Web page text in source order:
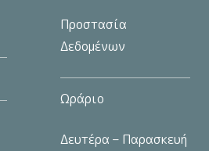
Προστασία
Δεδομένων
Ωράριο
Δευτέρα – Παρασκευή